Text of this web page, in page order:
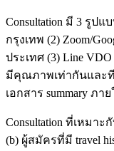
Consultation มี 3 รูปแ
กรุงเทพ (2) Zoom/
ประเทศ (3) Line
มีคุณภาพเท่ากันและที
เอกสาร summary ภา
Consultation ที่เหมา
(b) ผู้สมัครที่มี travel